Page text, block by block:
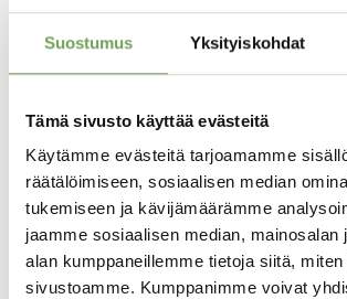
Suostumus Yksityiskohdat
Tämä sivusto käyttää evästeitä
Käytämme evästeitä tarjoamamme
räätälöimiseen, sosiaalisen median
tukemiseen ja kävijämäärämme
jaamme sosiaalisen median, mainosalan
alan kumppaneillemme tietoja siitä,
sivustoamme. Kumppanimme voivat
Näyttelyt ovat auki
EDELLINEN
Taidekeskus Salmelan konserttikesässä klassista, jazzia ja rock’n’rollia
Lue myös